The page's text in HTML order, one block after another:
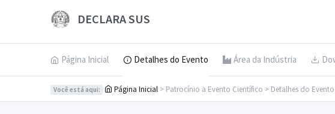
DECLARA SUS
Página Inicial Detalhes do Evento Área da Indústria
Você está aqui: Página Inicial > Patrocínio a Evento Científico > Detalhes do Evento